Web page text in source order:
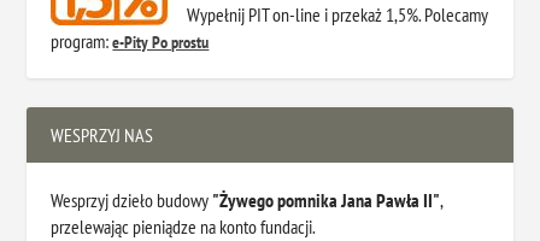
Wypełnij PIT on-line i przekaż 1,5%. Polecamy
program:e-Pity Po prostu
WESPRZYJ NAS
Wesprzyj dzieło budowy "Żywego pomnika Jana Pawła II",
przelewając pieniądze na konto fundacji.